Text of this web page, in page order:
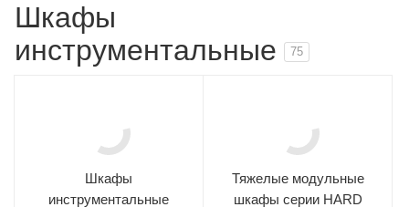
Шкафы
инструментальные
75
Шкафы
инструментальные
Тяжелые модульные
шкафы серии HARD